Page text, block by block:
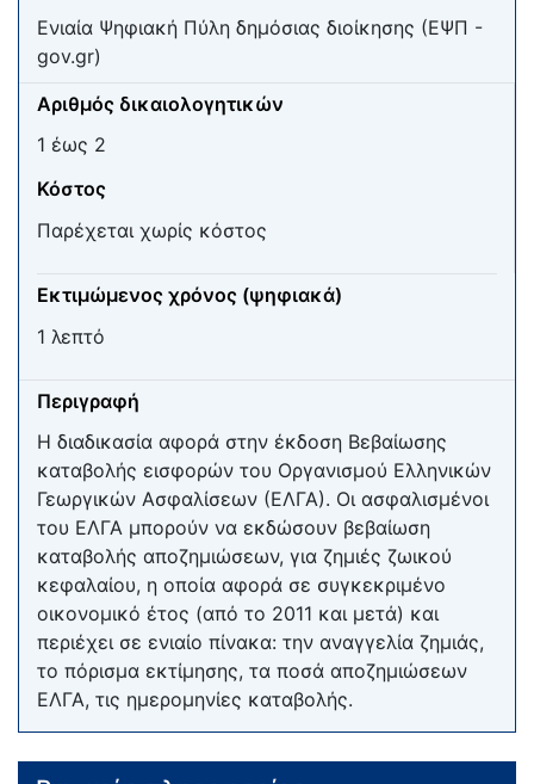
Ενιαία Ψηφιακή Πύλη δημόσιας διοίκησης (ΕΨΠ -
gov.gr)
Αριθμός δικαιολογητικών
1 έως 2
Κόστος
Παρέχεται χωρίς κόστος
Εκτιμώμενος χρόνος (ψηφιακά)
1 λεπτό
Περιγραφή
Η διαδικασία αφορά στην έκδοση Βεβαίωσης
καταβολής εισφορών του Οργανισμού Ελληνικών
Γεωργικών Ασφαλίσεων (ΕΛΓΑ). Οι ασφαλισμένοι
του ΕΛΓΑ μπορούν να εκδώσουν βεβαίωση
καταβολής αποζημιώσεων, για ζημιές ζωικού
κεφαλαίου, η οποία αφορά σε συγκεκριμένο
οικονομικό έτος (από το 2011 και μετά) και
περιέχει σε ενιαίο πίνακα: την αναγγελία ζημιάς,
το πόρισμα εκτίμησης, τα ποσά αποζημιώσεων
ΕΛΓΑ, τις ημερομηνίες καταβολής.